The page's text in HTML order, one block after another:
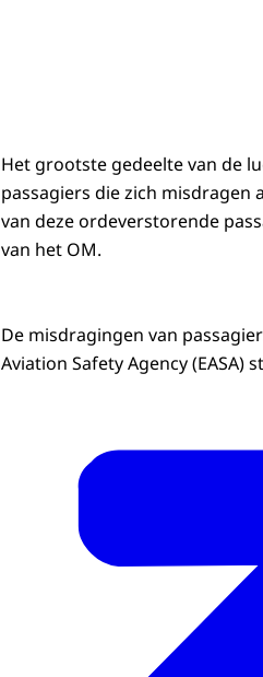
Het grootste gedeelte van de
passagiers die zich misdragen
van deze ordeverstorende
van het OM.
De misdragingen van
Aviation Safety Agency (EASA)